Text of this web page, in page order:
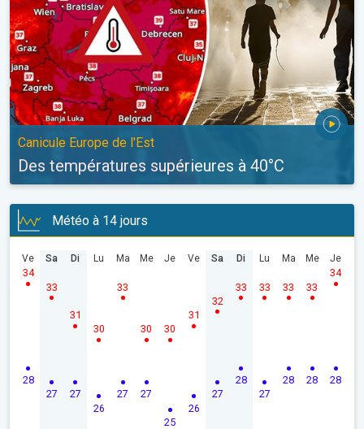
Canicule Europe de l'Est
Des températures supérieures à 40°C
Météo à 14 jours
Ve
28
34
Sa
27
33
Di
27
31
Lu
26
30
Ma
27
33
Me
27
30
Je
25
30
Ve
26
31
Sa
27
32
Di
28
33
Lu
27
33
Ma
28
33
Me
28
33
Je
28
34